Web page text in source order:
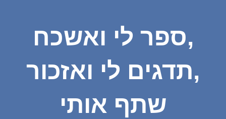
ספר לי ואשכח,
תדגים לי ואזכור,
שתף אותי